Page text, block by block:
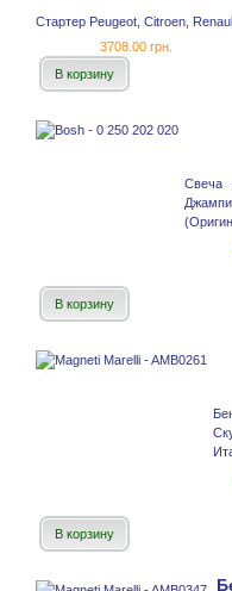
Стартер Peugeot, Citroen,
3708.00 грн.
В корзину
Свеча
В корзину
В корзину